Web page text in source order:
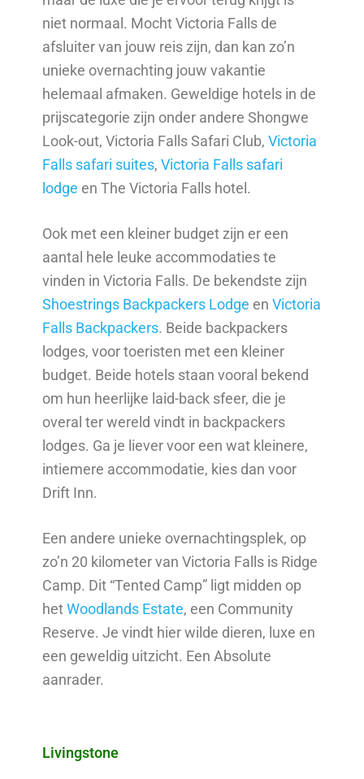
niet normaal. Mocht Victoria Falls de
afsluiter van jouw reis zijn, dan kan zo’n
unieke overnachting jouw vakantie
helemaal afmaken. Geweldige hotels in de
prijscategorie zijn onder andere Shongwe
Look-out, Victoria Falls Safari Club,Victoria
Falls safari suites,Victoria Falls safari
lodge en The Victoria Falls hotel.
Ook met een kleiner budget zijn er een
aantal hele leuke accommodaties te
vinden in Victoria Falls. De bekendste zijn
Shoestrings Backpackers Lodge enVictoria
Falls Backpackers. Beide backpackers
lodges, voor toeristen met een kleiner
budget. Beide hotels staan vooral bekend
om hun heerlijke laid-back sfeer, die je
overal ter wereld vindt in backpackers
lodges. Ga je liever voor een wat kleinere,
intiemere accommodatie, kies dan voor
Drift Inn.
Een andere unieke overnachtingsplek, op
zo’n 20 kilometer van Victoria Falls is Ridge
Camp. Dit “Tented Camp” ligt midden op
hetWoodlands Estate, een Community
Reserve. Je vindt hier wilde dieren, luxe en
een geweldig uitzicht. Een Absolute
aanrader.
Livingstone